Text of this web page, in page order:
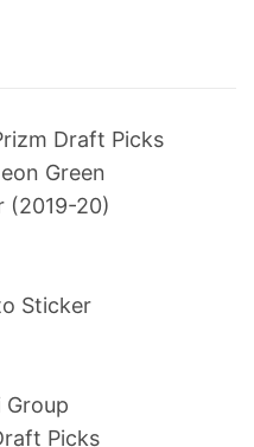
Draft Picks
Green
(2019-20)
Sticker
Group
Picks